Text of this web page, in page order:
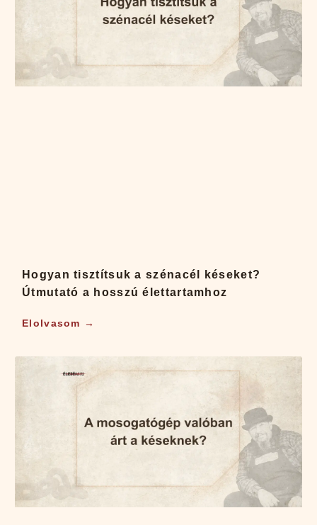
Hogyan tisztítsuk a szénacél késeket?
Útmutató a hosszú élettartamhoz
Elolvasom →